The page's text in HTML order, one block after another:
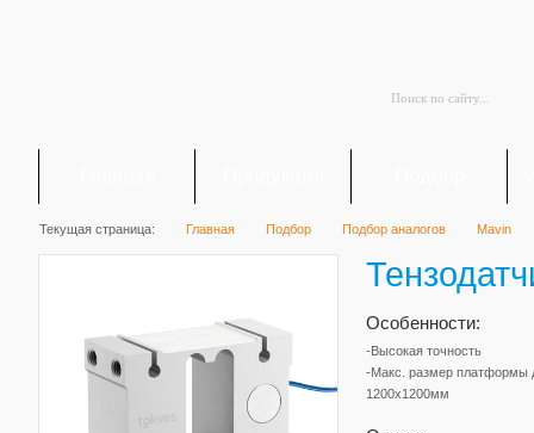
Текущая страница: Главная Подбор Подбор аналогов Mavin
Особенности:
-Высокая точность
-Макс. размер платформы
1200х1200мм